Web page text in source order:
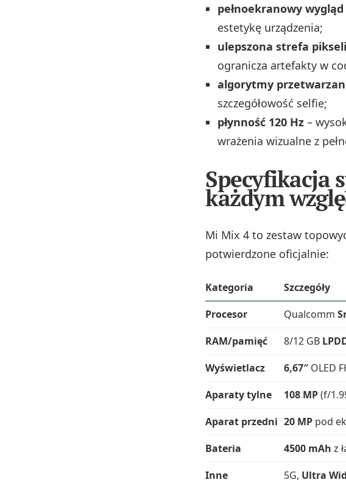
pełnoekranowy wygląd
estetykę urządzenia;
ulepszona strefa pikseli
ogranicza artefakty w
algorytmy
szczegółowość selfie;
płynność 120 Hz –
wrażenia wizualne z
Specyfikacja
każdym
Mi Mix 4 to zestaw
potwierdzone oficjalnie:
Kategoria
Szczegóły
Procesor
Qualcomm
RAM/pamięć
8/12 GB
Wyświetlacz
6,67″OLED
Aparaty tylne
108 MP(f/
Aparat przedni 20 MP pod
Bateria
4500 mAh z
Inne
5G, Ultra